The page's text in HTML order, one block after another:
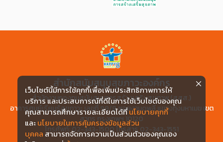
สำนักสนับสนุนสุขภาวะองค์กร
สำนักงานกองทุนสนับสนุนการสร้างเสริมสุขภาพ (สสส.)
อาคารศูนย์เรียนรู้สุขภาวะ เลขที่ 99/8 ซอยงามดูพลี แขวงทุ่งมหาเมฆ เขต
สาทร กรุงเทพฯ 10120
โทรศัพท์: 02-343-1500 โทรสาร 02-343-1551
เว็บไซต์นี้มีการใช้คุกกี้เพื่อเพิ่มประสิทธิภาพการให้
บริการ และประสบการณ์ที่ดีในการใช้เว็บไซต์ของคุณ
คุณสามารถศึกษารายละเอียดได้ที่นโยบายคุกกี้
และนโยบายในการคุ้มครองข้อมูลส่วน
บุคคล สามารถจัดการความเป็นส่วนตัวของคุณเอง